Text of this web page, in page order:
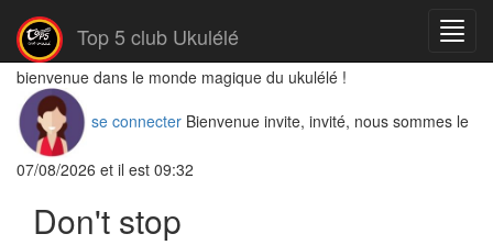
Menu
Top 5 club Ukulélé
bienvenue dans le monde magique du ukulélé !
se connecter Bienvenue invite, invité, nous sommes le
07/08/2026 et il est 09:32
Don't stop